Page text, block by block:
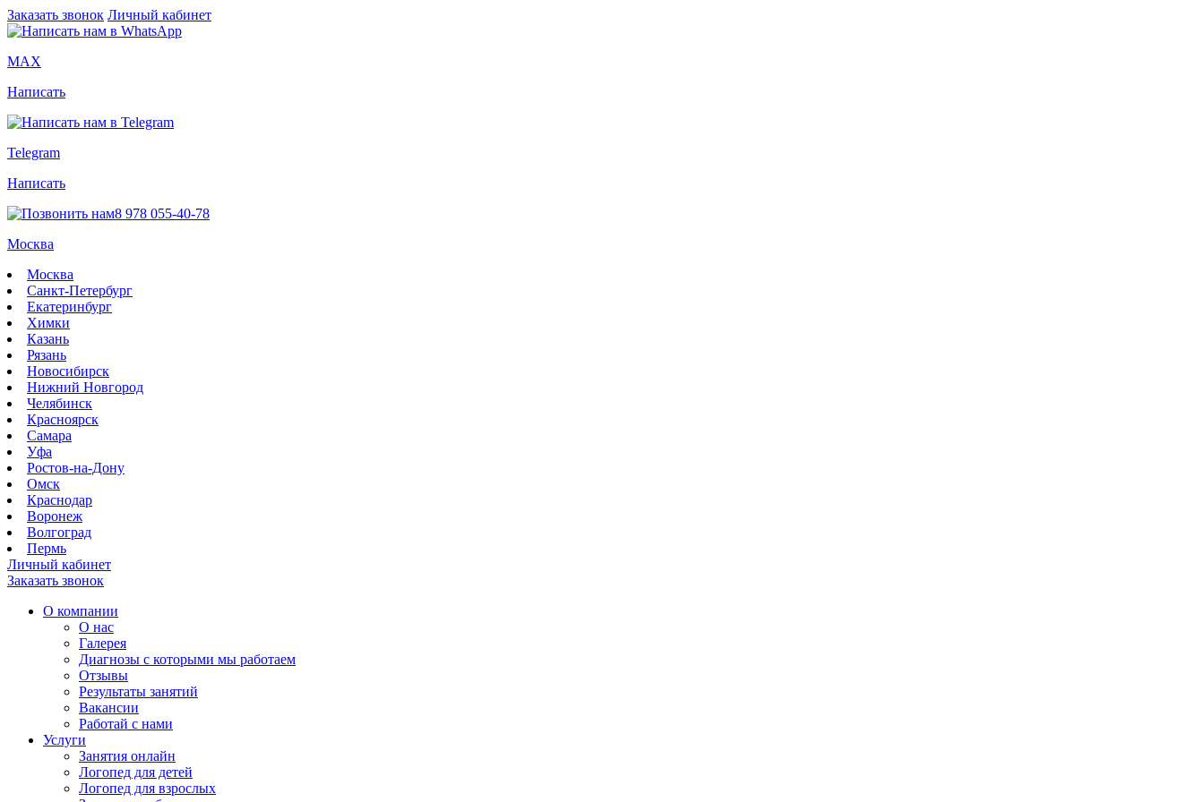
Заказать звонок Личный кабинет
MAX
Написать
Telegram
Написать
8 978 055-40-78
Москва
Москва
Санкт-Петербург
Екатеринбург
Химки
Казань
Рязань
Новосибирск
Нижний Новгород
Челябинск
Красноярск
Самара
Уфа
Ростов-на-Дону
Омск
Краснодар
Воронеж
Волгоград
Пермь
Личный кабинет
Заказать звонок
О компании
О нас
Галерея
Диагнозы с которыми мы работаем
Отзывы
Результаты занятий
Вакансии
Работай с нами
Услуги
Занятия онлайн
Логопед для детей
Логопед для взрослых